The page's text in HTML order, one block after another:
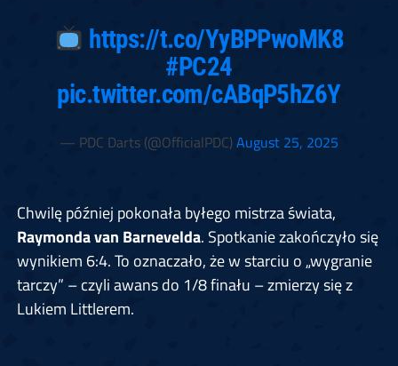
https://t.co/YyBPPwoMK8
#PC24
pic.twitter.com/cABqP5hZ6Y
— PDC Darts (@OfficialPDC)August 25, 2025
Chwilę później pokonała byłego mistrza świata,
Raymonda van Barnevelda. Spotkanie zakończyło się
wynikiem 6:4. To oznaczało, że w starciu o „wygranie
tarczy” – czyli awans do 1/8 finału – zmierzy się z
Lukiem Littlerem.